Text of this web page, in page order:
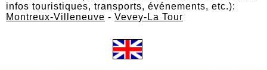
infos touristiques, transports, événements, etc.):
Montreux-Villeneuve - Vevey-La Tour